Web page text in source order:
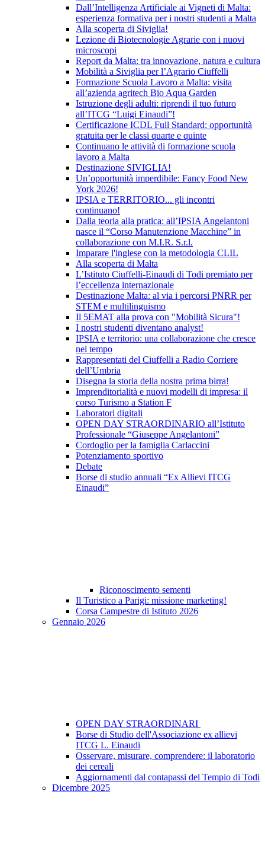
Dall’Intelligenza Artificiale ai Vigneti di Malta:
esperienza formativa per i nostri studenti a Malta
Alla scoperta di Siviglia!
Lezione di Biotecnologie Agrarie con i nuovi
microscopi
Report da Malta: tra innovazione, natura e cultura
Mobilità a Siviglia per l’Agrario Ciuffelli
Formazione Scuola Lavoro a Malta: visita
all’azienda agritech Bio Aqua Garden
Istruzione degli adulti: riprendi il tuo futuro
all’ITCG “Luigi Einaudi”!
Certificazione ICDL Full Standard: opportunità
gratuita per le classi quarte e quinte
Continuano le attività di formazione scuola
lavoro a Malta
Destinazione SIVIGLIA!
Un’opportunità imperdibile: Fancy Food New
York 2026!
IPSIA e TERRITORIO... gli incontri
continuano!
Dalla teoria alla pratica: all’IPSIA Angelantoni
nasce il “Corso Manutenzione Macchine” in
collaborazione con M.I.R. S.r.l.
Imparare l'inglese con la metodologia CLIL
Alla scoperta di Malta
L’Istituto Ciuffelli-Einaudi di Todi premiato per
l’eccellenza internazionale
Destinazione Malta: al via i percorsi PNRR per
STEM e multilinguismo
Il 5EMAT alla prova con "Mobilità Sicura"!
I nostri studenti diventano analyst!
IPSIA e territorio: una collaborazione che cresce
nel tempo
Rappresentati del Ciuffelli a Radio Corriere
dell’Umbria
Disegna la storia della nostra prima birra!
Imprenditorialità e nuovi modelli di impresa: il
corso Turismo a Station F
Laboratori digitali
OPEN DAY STRAORDINARIO all’Istituto
Professionale “Giuseppe Angelantoni”
Cordoglio per la famiglia Carlaccini
Potenziamento sportivo
Debate
Borse di studio annuali “Ex Allievi ITCG
Einaudi”
Riconoscimento sementi
Il Turistico a Parigi: missione marketing!
Corsa Campestre di Istituto 2026
Gennaio 2026
OPEN DAY STRAORDINARI
Borse di Studio dell'Associazione ex allievi
ITCG L. Einaudi
Osservare, misurare, comprendere: il laboratorio
dei cereali
Aggiornamenti dal contapassi del Tempio di Todi
Dicembre 2025